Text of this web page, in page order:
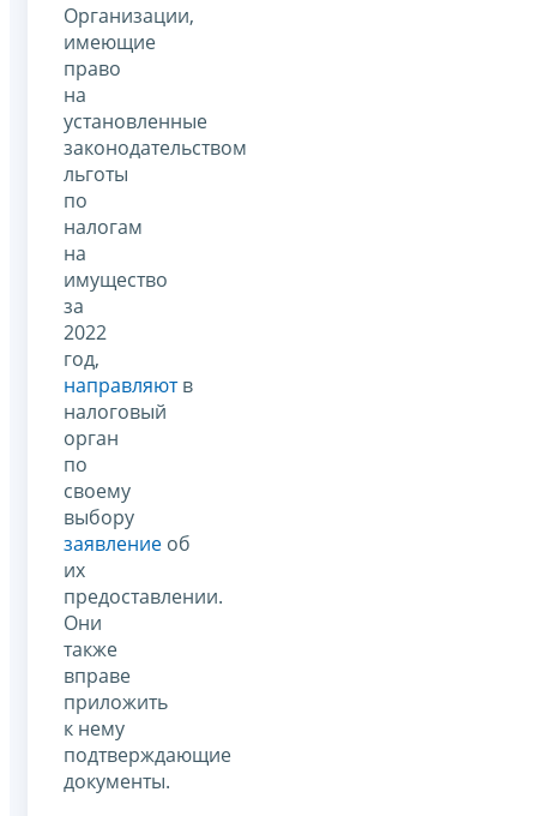
Организации,
имеющие
право
на
установленные
законодательством
льготы
по
налогам
на
имущество
за
2022
год,
направляютв
налоговый
орган
по
своему
выбору
заявление об
их
предоставлении.
Они
также
вправе
приложить
к нему
подтверждающие
документы.